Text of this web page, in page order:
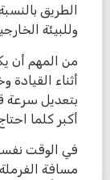
الطريق
وللبيئة
من المهم أن
أثناء
بتعديل سرعة
أكبر كلما
في الوقت
مسافة